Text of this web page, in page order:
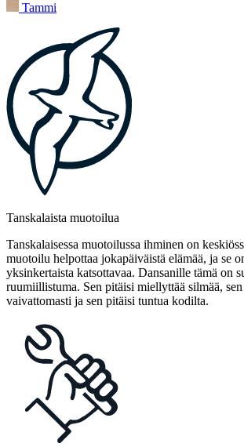
Tammi
Tanskalaista muotoilua
Tanskalaisessa muotoilussa ihminen on
muotoilu helpottaa jokapäiväistä elämää, ja se
yksinkertaista katsottavaa. Dansanille tämä on
ruumiillistuma. Sen pitäisi miellyttää silmää,
vaivattomasti ja sen pitäisi tuntua kodilta.